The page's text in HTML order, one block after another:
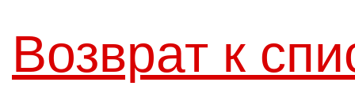
Возврат к